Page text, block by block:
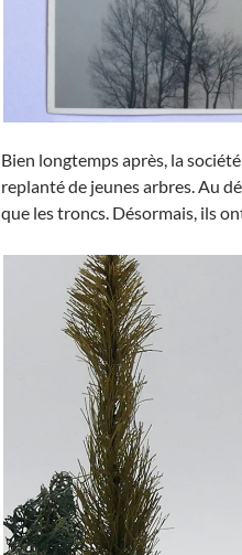
Bien longtemps après, la
replanté de jeunes arbres. Au
que les troncs. Désormais, ils